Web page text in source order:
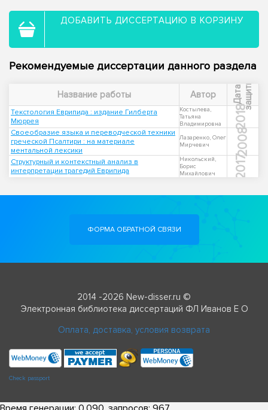
ДОБАВИТЬ ДИССЕРТАЦИЮ В КОРЗИНУ
Рекомендуемые диссертации данного раздела
Название работы Автор Д
а
т
а
з
а
щ
и
т ы
Текстология Еврипида : издание Гилберта
Мюррея
Костылева,
Татьяна
Владимировна
2018
Своеобразие языка и переводческой техники
греческой Псалтири : на материале
ментальной лексики
Лазаренко, Олег
Мирчевич
2008
Структурный и контекстный анализ в
интерпретации трагедий Еврипида
Никольский,
Борис
Михайлович
2017
ФОРМА ОБРАТНОЙ СВЯЗИ
2014 -2026 New-disser.ru ©
Электронная библиотека диссертаций ФЛ Иванов Е О
Оплата, доставка, условия возврата
Check passport